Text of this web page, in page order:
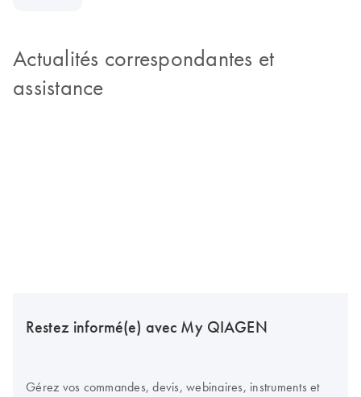
Actualités correspondantes et
assistance
Restez informé(e) avec My QIAGEN
Gérez vos commandes, devis, webinaires, instruments et